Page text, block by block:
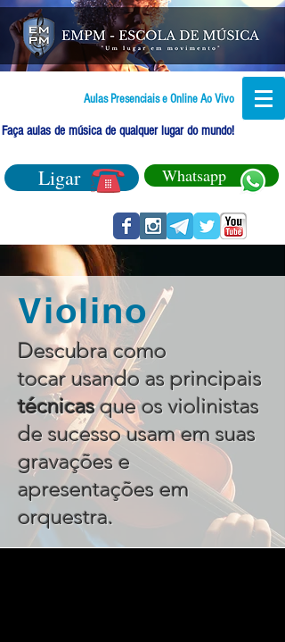
Aulas Presenciais e Online Ao Vivo
Faça aulas de música de qualquer lugar do mundo!
Ligar Whatsapp
Violino
Descubra como
tocar usando as principais
técnicasque os violinistas
de sucesso usam em suas
gravações e
apresentações em
orquestra.